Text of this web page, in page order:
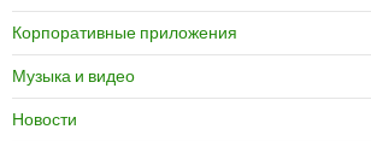
Корпоративные приложения
Музыка и видео
Новости